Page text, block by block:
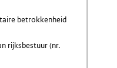
betrokkenheid
rijksbestuur (nr.